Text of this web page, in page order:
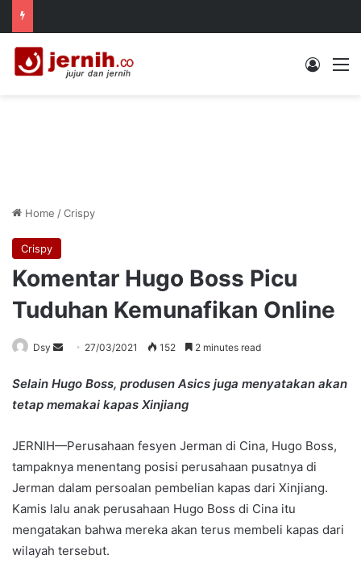
Log In
Home /Crispy
Crispy
Komentar Hugo Boss Picu
Tuduhan Kemunafikan Online
Dsy
Send
email
27/03/2021 152 2 minutes read
Selain Hugo Boss, produsen Asics juga menyatakan akan
tetap memakai kapas Xinjiang
JERNIH—Perusahaan fesyen Jerman di Cina, Hugo Boss,
tampaknya menentang posisi perusahaan pusatnya di
Jerman dalam persoalan pembelian kapas dari Xinjiang.
Kamis lalu anak perusahaan Hugo Boss di Cina itu
mengatakan bahwa mereka akan terus membeli kapas dari
wilayah tersebut.